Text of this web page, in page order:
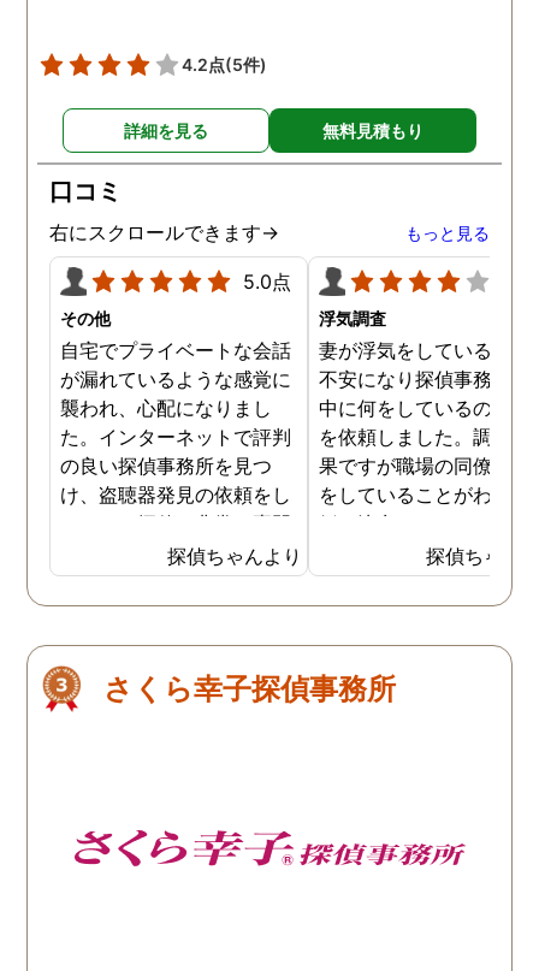
4.2点(5件)
詳細を見る 無料見積もり
口コミ
右にスクロールできます→ もっと見る
5.0点
その他
自宅でプライベートな会話
が漏れているような感覚に
襲われ、心配になりまし
た。インターネットで評判
の良い探偵事務所を見つ
け、盗聴器発見の依頼をし
ました。探偵は非常に専門
的な態度で、家の隅々まで
丁寧に調査してくれまし
た。調査は約3時間ほどで
見つかりませんでしたが、
そのプロセスと説明が非常
探偵ちゃんより
浮気調査
妻が浮気をしていると思
不安になり探偵事務所に
中に何をしているのか調
を依頼しました。調査の
果ですが職場の同僚と浮
をしていることがわかり
婚を決意しました。浮気
現場の写真を妻に突き付
たところ事実を認めたの
離婚するための証拠集め
探偵ちゃん
さくら幸子探偵事務所